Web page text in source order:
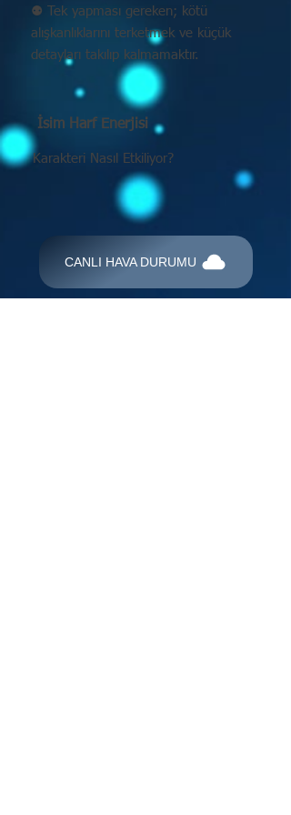
⚉ Tek yapması gereken; kötü
alışkanlıklarını terketmek ve küçük
detayları takılıp kalmamaktır.
İsim Harf Enerjisi
Karakteri Nasıl Etkiliyor?
CANLI HAVA DURUMU